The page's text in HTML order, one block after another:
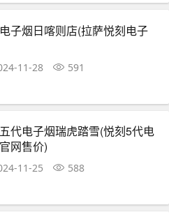
子烟日喀则店(拉萨悦刻电子
11-28 591
代电子烟瑞虎踏雪(悦刻5代电
网售价)
11-25 588